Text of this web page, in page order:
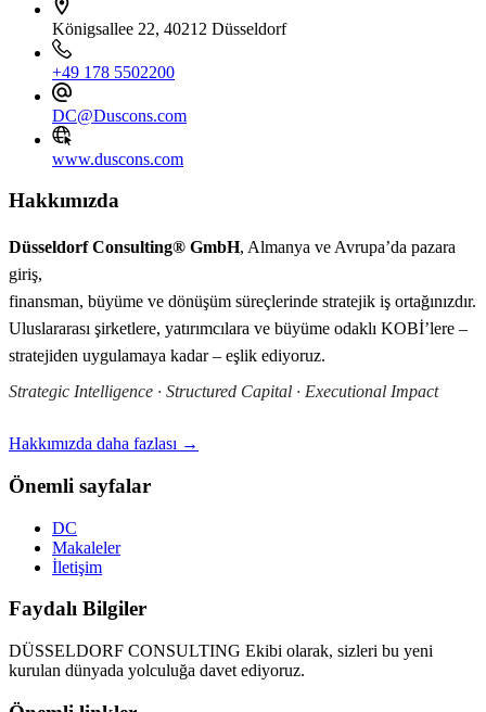
Königsallee 22, 40212 Düsseldorf
+49 178 5502200
DC@Duscons.com
www.duscons.com
Hakkımızda
Düsseldorf Consulting® GmbH, Almanya ve Avrupa’da pazara
giriş,
finansman, büyüme ve dönüşüm süreçlerinde stratejik iş ortağınızdır.
Uluslararası şirketlere, yatırımcılara ve büyüme odaklı KOBİ’lere –
stratejiden uygulamaya kadar – eşlik ediyoruz.
Strategic Intelligence · Structured Capital · Executional Impact
Hakkımızda daha fazlası →
Önemli sayfalar
DC
Makaleler
İletişim
Faydalı Bilgiler
DÜSSELDORF CONSULTING Ekibi olarak, sizleri bu yeni
kurulan dünyada yolculuğa davet ediyoruz.